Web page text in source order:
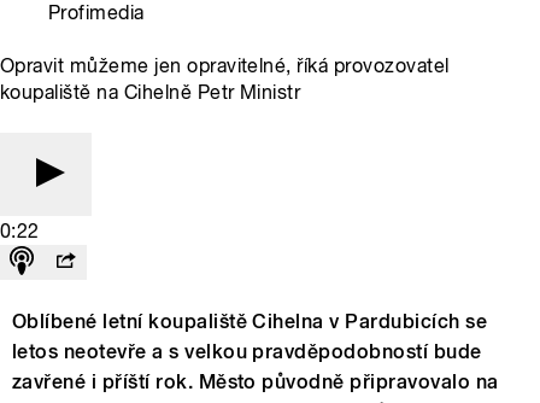
Profimedia
Opravit můžeme jen opravitelné, říká provozovatel
koupaliště na Cihelně Petr Ministr
0:22
Oblíbené letní koupaliště Cihelna v Pardubicích se
letos neotevře a s velkou pravděpodobností bude
zavřené i příští rok. Město původně připravovalo na